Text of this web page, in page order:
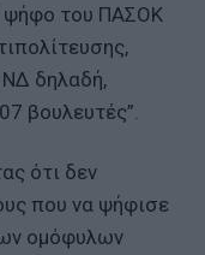
ψήφο του ΠΑΣΟΚ
δηλαδή,
βουλευτές”.
ότι δεν
που να ψήφισε
ομόφυλων